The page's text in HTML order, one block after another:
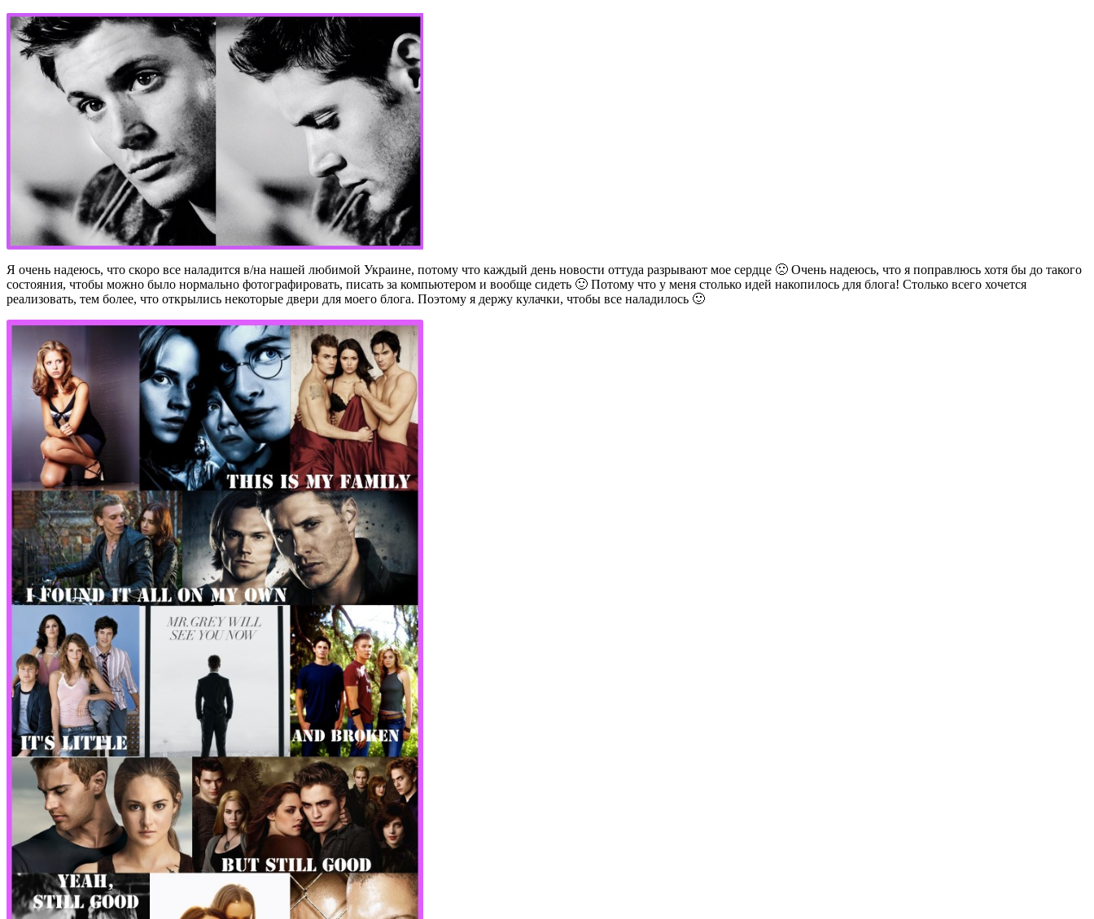
Я очень надеюсь, что скоро все наладится в/на нашей любимой Украине, потому что каждый день новости оттуда разрывают мое сердце 🙁 Очень надеюсь, что я поправлюсь хотя бы до такого
состояния, чтобы можно было нормально фотографировать, писать за компьютером и вообще сидеть 🙂 Потому что у меня столько идей накопилось для блога! Столько всего хочется
реализовать, тем более, что открылись некоторые двери для моего блога. Поэтому я держу кулачки, чтобы все наладилось 🙂